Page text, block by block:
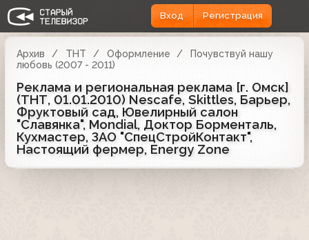
Вход Регистрация
Архив ТНТ Оформление
Почувствуй нашу
любовь (2007 - 2011)
Реклама и региональная реклама [г. Омск]
(ТНТ, 01.01.2010) Nescafe, Skittles, Барьер,
Фруктовый сад, Ювелирный салон
"Славянка", Mondial, Доктор Борменталь,
Кухмастер, ЗАО "СпецСтройКонтакт",
Настоящий фермер, Energy Zone